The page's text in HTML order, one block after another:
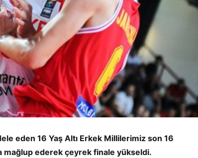
eden 16 Yaş Altı Erkek Millilerimiz son 16
mağlup ederek çeyrek finale yükseldi.